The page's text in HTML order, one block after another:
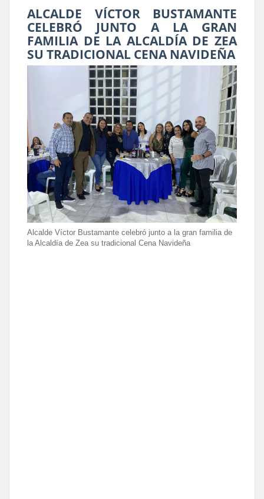
ALCALDE VÍCTOR BUSTAMANTE
CELEBRÓ JUNTO A LA GRAN
FAMILIA DE LA ALCALDÍA DE ZEA
SU TRADICIONAL CENA NAVIDEÑA
Alcalde Víctor Bustamante celebró junto a la gran familia de
la Alcaldía de Zea su tradicional Cena Navideña